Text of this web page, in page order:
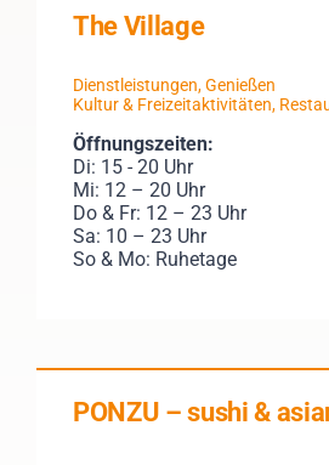
The Village
Dienstleistungen,Genießen
Kultur & Freizeitaktivitäten,
Öffnungszeiten:
Di: 15 - 20 Uhr
Mi: 12 – 20 Uhr
Do & Fr: 12 – 23 Uhr
Sa: 10 – 23 Uhr
So & Mo: Ruhetage
PONZU – sushi &